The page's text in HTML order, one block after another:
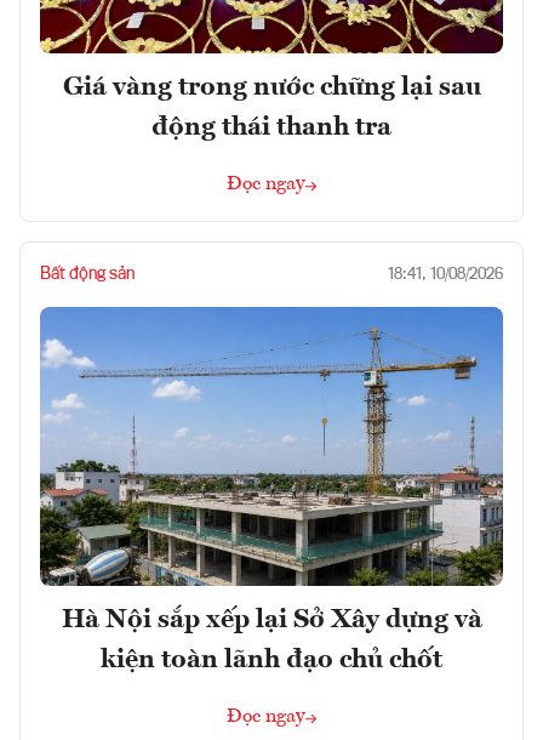
Giá vàng trong nước chững lại sau
động thái thanh tra
Đọc ngay
Bất động sản 18:41, 10/08/2026
Hà Nội sắp xếp lại Sở Xây dựng và
kiện toàn lãnh đạo chủ chốt
Đọc ngay